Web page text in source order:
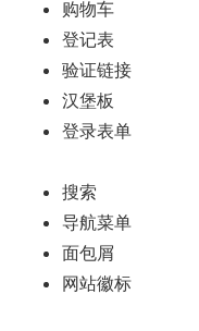
购物车
登记表
验证链接
汉堡板
登录表单
搜索
导航菜单
面包屑
网站徽标